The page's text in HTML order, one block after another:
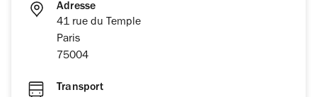
Adresse
41 rue du Temple
Paris
75004
Transport